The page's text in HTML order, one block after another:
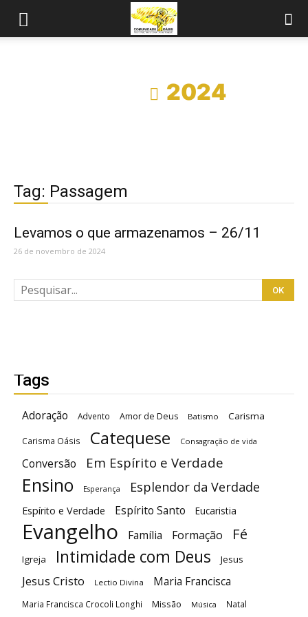
2024
Tag: Passagem
Levamos o que armazenamos – 26/11
26 de novembro de 2024
Tags
Adoração Advento Amor de Deus Batismo Carisma
Carisma Oásis Catequese Consagração de vida
Conversão Em Espírito e Verdade
Ensino Esperança Esplendor da Verdade
Espírito e Verdade Espírito Santo Eucaristia
Evangelho Família Formação Fé
Igreja Intimidade com Deus Jesus
Jesus Cristo Lectio Divina Maria Francisca
Maria Francisca Crocoli Longhi Missão Música Natal